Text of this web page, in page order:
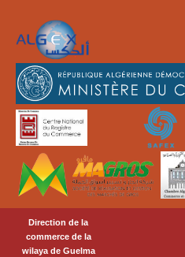
Direction de la
commerce de la
wilaya de Guelma